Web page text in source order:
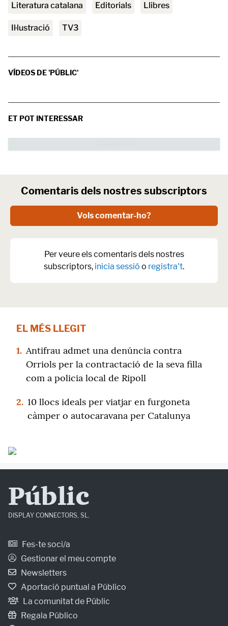
literatura catalana Editorials llibres
Il·lustració TV3
VÍDEOS DE 'PÚBLIC'
ET POT INTERESSAR
Comentaris dels nostres subscriptors
Vols comentar-ho?
Per veure els comentaris dels nostres
subscriptors, inicia sessió o registra't.
EL MÉS LLEGIT
1. Antifrau admet una denúncia contra
Orriols per la contractació de la seva filla
com a policia local de Ripoll
2. 10 llocs ideals per viatjar en furgoneta
càmper o autocaravana per Catalunya
Públic
DISPLAY CONNECTORS, SL.
Fes-te soci/a
Gestionar el meu compte
Newsletters
Aportació puntual a Público
La comunitat de Públic
Regala Público